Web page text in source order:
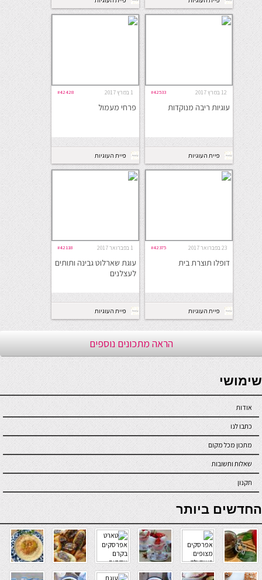
12 במרץ 2017 #42533
עוגיות ריבה מנוקדות
פיית העוגיות
1 במרץ 2017 #42428
פרחי מעמול
פיית העוגיות
23 בפברואר 2017 #42375
דופלו תוצרת בית
פיית העוגיות
1 בפברואר 2017 #42118
עוגת שארלוט גבינה ותותים
לעצלנים
פיית העוגיות
הראה מתכונים נוספים
seriöse online casinos österreich
שימושי
אודות
כתבו לנו
מתכון מכל מקום
שאלות ותשובות
תקנון
online casino
החדשים ביותר